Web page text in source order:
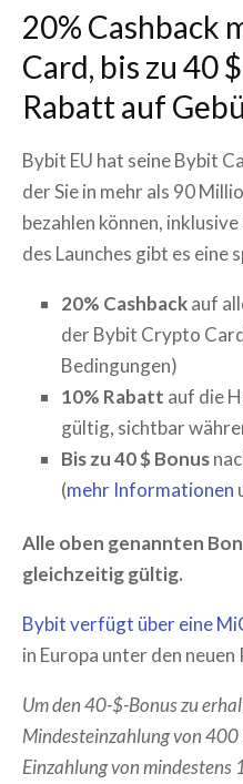
20% Cashback
Card, bis zu 40
Rabatt auf
Bybit EU hat seine Bybit
der Sie in mehr als 90
bezahlen können,
des Launches gibt es eine
20% Cashbackauf
der Bybit Crypto
Bedingungen)
10% Rabatt auf die
gültig, sichtbar
Bis zu 40 $ Bonus
(mehr Informationen
Alle oben genannten
gleichzeitig gültig.
Bybit verfügt über eine
in Europa unter den
Um den 40-$-Bonus zu
Mindesteinzahlung von
Einzahlung von mindestens